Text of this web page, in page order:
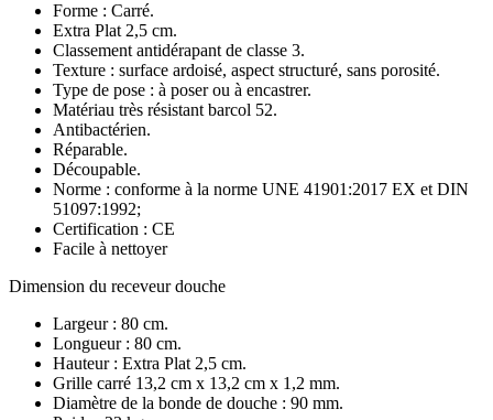
Forme : Carré.
Extra Plat 2,5 cm.
Classement antidérapant de classe 3.
Texture : surface ardoisé, aspect structuré, sans porosité.
Type de pose : à poser ou à encastrer.
Matériau très résistant barcol 52.
Antibactérien.
Réparable.
Découpable.
Norme : conforme à la norme UNE 41901:2017 EX et DIN
51097:1992;
Certification : CE
Facile à nettoyer
Dimension du receveur douche
Largeur : 80 cm.
Longueur : 80 cm.
Hauteur : Extra Plat 2,5 cm.
Grille carré 13,2 cm x 13,2 cm x 1,2 mm.
Diamètre de la bonde de douche : 90 mm.